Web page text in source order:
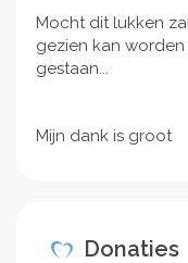
Mocht dit lukken
gezien kan
gestaan...
Mijn dank is groot
Donaties